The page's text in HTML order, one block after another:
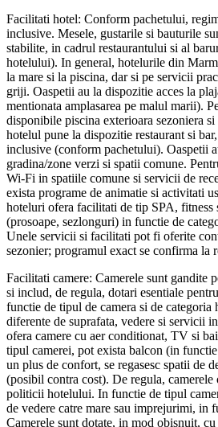
Facilitati hotel: Conform pachetului,
inclusive. Mesele, gustarile si bauturile
stabilite, in cadrul restaurantului si al
hotelului). In general, hotelurile din
la mare si la piscina, dar si pe servicii
griji. Oaspetii au la dispozitie acces la
mentionata amplasarea pe malul marii).
disponibile piscina exterioara sezoniera
hotelul pune la dispozitie restaurant si
inclusive (conform pachetului). Oaspetii
gradina/zone verzi si spatii comune.
Wi-Fi in spatiile comune si servicii de
exista programe de animatie si activitati
hoteluri ofera facilitati de tip SPA, fitness
(prosoape, sezlonguri) in functie de
Unele servicii si facilitati pot fi oferite
sezonier; programul exact se confirma la
Facilitati camere: Camerele sunt gandite
si includ, de regula, dotari esentiale
functie de tipul de camera si de categoria
diferente de suprafata, vedere si servicii
ofera camere cu aer conditionat, TV si
tipul camerei, pot exista balcon (in
un plus de confort, se regasesc spatii de
(posibil contra cost). De regula,
politicii hotelului. In functie de tipul
de vedere catre mare sau imprejurimi, in
Camerele sunt dotate, in mod obisnuit,